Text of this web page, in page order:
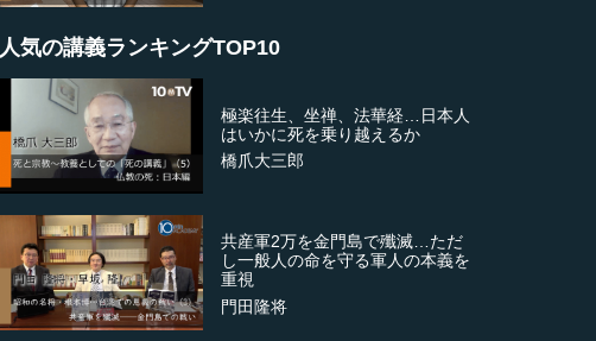
人気の講義ランキングTOP10
極楽往生、坐禅、法華経…日本人
はいかに死を乗り越えるか
橋爪大三郎
共産軍2万を金門島で殲滅…ただ
し一般人の命を守る軍人の本義を
重視
門田隆将